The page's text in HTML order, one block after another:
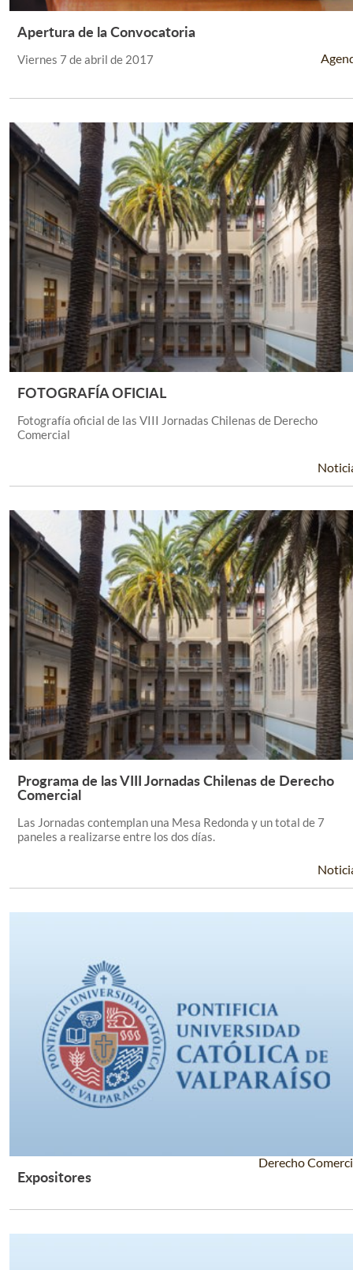
Apertura de la Convocatoria
Viernes 7 de abril de 2017
FOTOGRAFÍA OFICIAL
Fotografía oficial de las VIII Jornadas Chilenas de Derecho
Comercial
Leer Más +
Programa de las VIII Jornadas Chilenas de Derecho
Comercial
Las Jornadas contemplan una Mesa Redonda y un total de 7
paneles a realizarse entre los dos días.
Expositores
Derecho